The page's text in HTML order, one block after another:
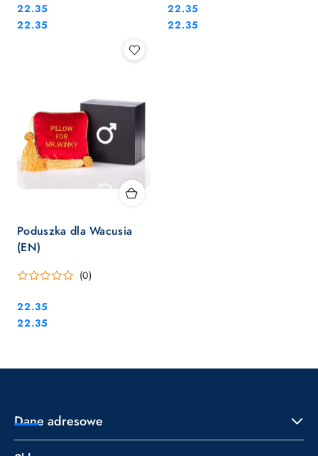
Cena:
22.35
Cena:
22.35
Cena:
22.35
Cena:
22.35
Poduszka dla Wacusia
(EN)
(0)
Cena:
22.35
Cena:
22.35
Dane adresowe